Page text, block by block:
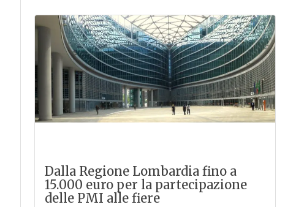
Dalla Regione Lombardia fino a
15.000 euro per la partecipazione
delle PMI alle fiere